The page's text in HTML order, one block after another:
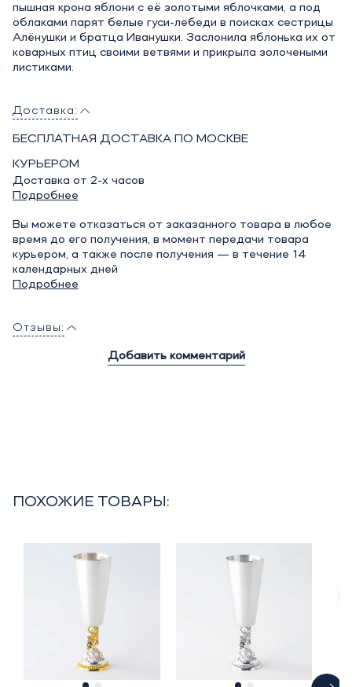
пышная крона яблони с её золотыми яблочками, а под
облаками парят белые гуси-лебеди в поисках сестрицы
Алёнушки и братца Иванушки. Заслонила яблонька их от
коварных птиц своими ветвями и прикрыла золочеными
листиками.
Доставка:
БЕСПЛАТНАЯ ДОСТАВКА ПО МОСКВЕ
КУРЬЕРОМ
Доставка от 2-х часов
Подробнее
Вы можете отказаться от заказанного товара в любое
время до его получения, в момент передачи товара
курьером, а также после получения — в течение 14
календарных дней
Подробнее
Отзывы:
Добавить комментарий
ПОХОЖИЕ ТОВАРЫ: